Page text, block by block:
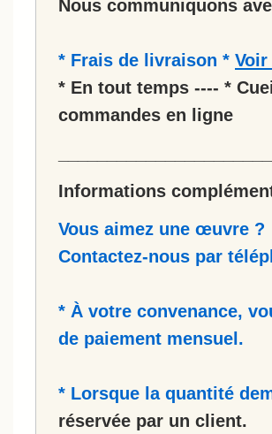
Nous communiquons
* Frais de livraison *
* En tout temps ---- *
commandes en ligne
Informations
Vous aimez une œuvre ?
Contactez-nous par
* À votre convenance,
de paiement mensuel.
* Lorsque la quantité
réservée par un client.